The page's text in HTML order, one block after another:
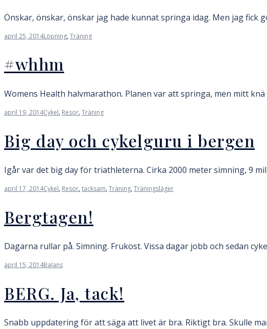
Önskar, önskar, önskar jag hade kunnat springa idag. Men jag fick
april 25, 2014Löpning,Träning
#whhm
Womens Health halvmarathon. Planen var att springa, men mitt knä
april 19, 2014Cykel, Resor,Träning
Big day och cykelguru i bergen
Igår var det big day för triathleterna. Cirka 2000 meter simning, 9
april 17, 2014Cykel, Resor,tacksam,Träning,Träningsläger
Bergtagen!
Dagarna rullar på. Simning. Frukost. Vissa dagar jobb och sedan
april 15, 2014Balans
BERG. Ja, tack!
Snabb uppdatering för att säga att livet är bra. Riktigt bra. Skulle